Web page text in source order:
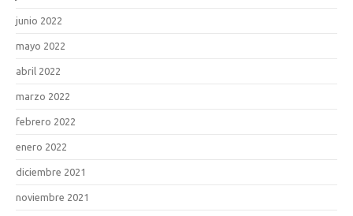
junio 2022
mayo 2022
abril 2022
marzo 2022
febrero 2022
enero 2022
diciembre 2021
noviembre 2021